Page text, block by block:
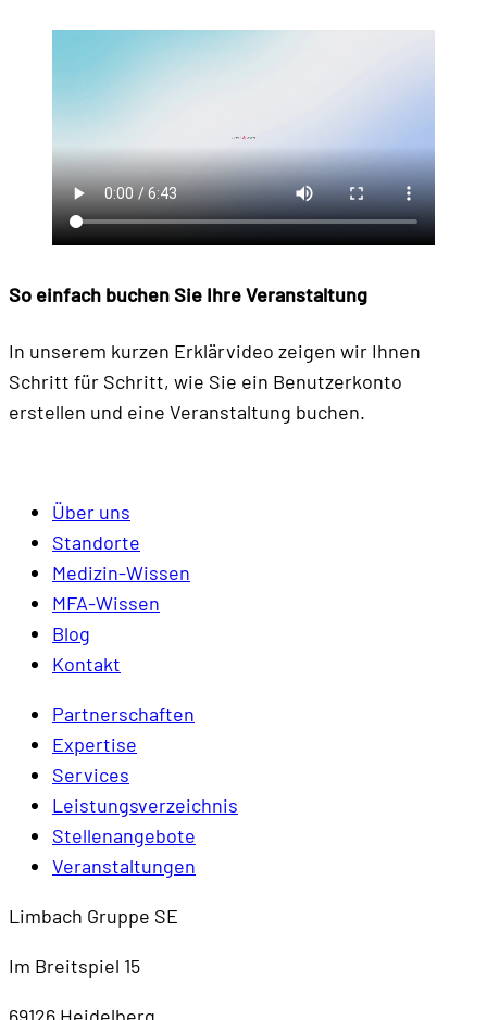
So einfach buchenSie Ihre Veranstaltung
In unserem kurzen Erklärvideo zeigen wir Ihnen
Schritt für Schritt, wie Sie ein Benutzerkonto
erstellen und eine Veranstaltung buchen.
Über uns
Standorte
Medizin-Wissen
MFA-Wissen
Blog
Kontakt
Partnerschaften
Expertise
Services
Leistungsverzeichnis
Stellenangebote
Veranstaltungen
Limbach Gruppe SE
Im Breitspiel 15